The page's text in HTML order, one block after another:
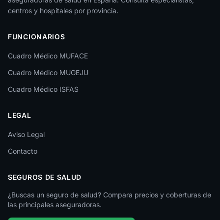
La Rioja
León
Lleida
Lugo
Málaga
Melilla
Murcia
Palencia
centros y hospitales por provincia.
FUNCIONARIOS
Cuadro Médico MUFACE
Cuadro Médico MUGEJU
Cuadro Médico ISFAS
LEGAL
Aviso Legal
Contacto
SEGUROS DE SALUD
¿Buscas un seguro de salud? Compara precios y coberturas de
las principales aseguradoras.